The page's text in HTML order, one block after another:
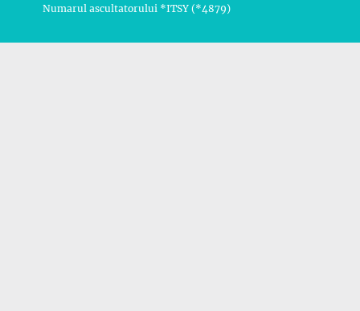
Numarul ascultatorului *ITSY (*4879)